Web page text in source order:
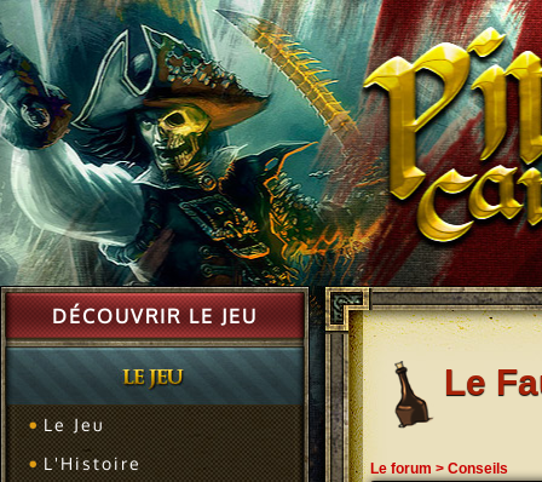
DÉCOUVRIR LE JEU
Le Jeu
L'Histoire
Le
Le forum > Conseils